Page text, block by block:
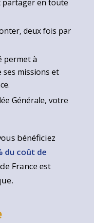
partager en toute
deux fois par
permet à
ses missions et
Générale, votre
bénéficiez
du coût de
France est